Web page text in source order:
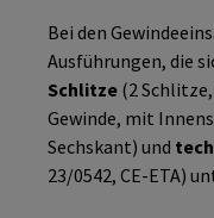
Bei den
Ausführungen, die
Schlitze (2
Gewinde, mit
Sechskant) und
23/0542, CE-ETA)